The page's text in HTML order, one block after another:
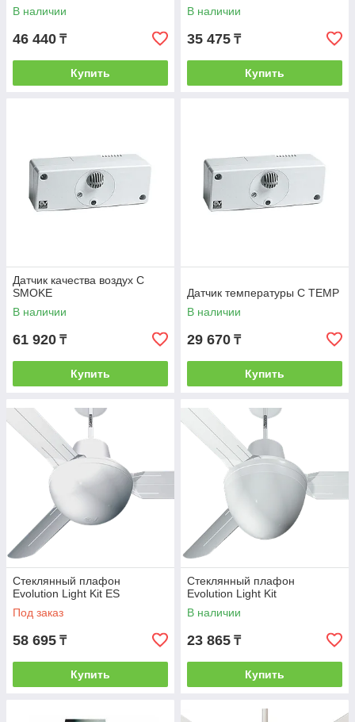
В наличии
46 440 ₸
Купить
В наличии
35 475 ₸
Купить
Датчик качества воздух C
SMOKE
В наличии
61 920 ₸
Купить
Датчик температуры C TEMP
В наличии
29 670 ₸
Купить
Стеклянный плафон
Evolution Light Kit ES
Под заказ
58 695 ₸
Купить
Стеклянный плафон
Evolution Light Kit
В наличии
23 865 ₸
Купить